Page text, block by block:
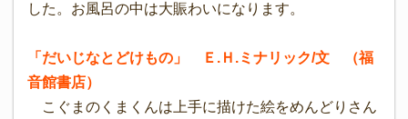
した。お風呂の中は大賑わいになります。
「だいじなとどけもの」 Ｅ.Ｈ.ミナリック/文 （福
音館書店）
こぐまのくまくんは上手に描けた絵をめんどりさん